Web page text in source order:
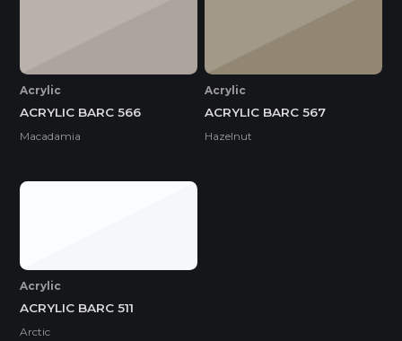
Acrylic
ACRYLIC BARC 566
Macadamia
Acrylic
ACRYLIC BARC 567
Hazelnut
Acrylic
ACRYLIC BARC 511
Arctic